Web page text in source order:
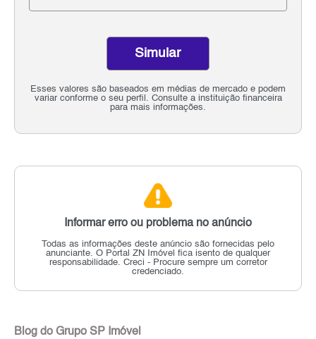
Esses valores são baseados em médias de mercado e podem
variar conforme o seu perfil. Consulte a instituição financeira
para mais informações.
Simular
Informar erro ou problema no anúncio
Todas as informações deste anúncio são fornecidas pelo
anunciante. O Portal ZN Imóvel fica isento de qualquer
responsabilidade. Creci - Procure sempre um corretor
credenciado.
Blog do Grupo SP Imóvel